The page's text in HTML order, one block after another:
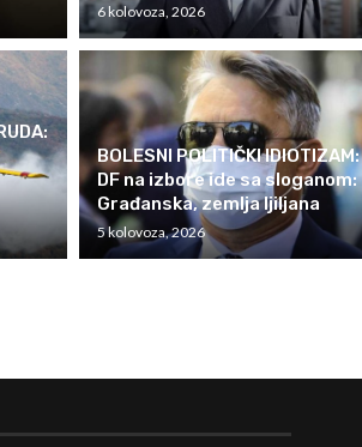
6 kolovoza, 2026
BOLESNI POLITIČKI IDIOTIZAM:
DF na izbore ide sa sloganom:
Građanska, zemlja ljiljana
5 kolovoza, 2026